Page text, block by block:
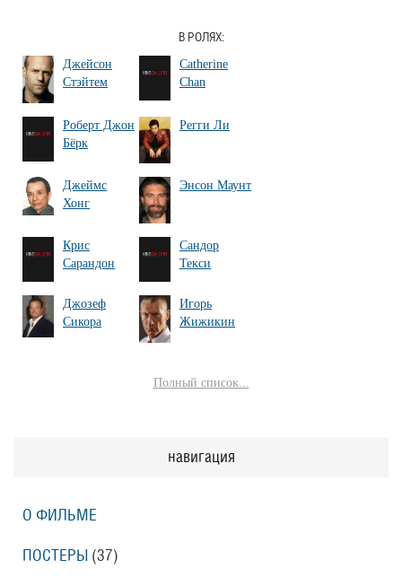
В РОЛЯХ:
Джейсон
Стэйтем
Catherine
Chan
Роберт Джон
Бёрк
Регги Ли
Джеймс
Хонг
Энсон Маунт
Крис
Сарандон
Сандор
Текси
Джозеф
Сикора
Игорь
Жижикин
Полный список...
навигация
О ФИЛЬМЕ
ПОСТЕРЫ (37)